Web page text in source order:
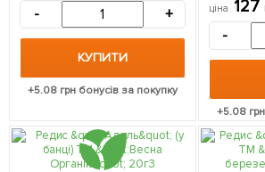
- +
КУПИТИ
+5.08 грн бонусів за покупку
ціна 127
-
+5.08